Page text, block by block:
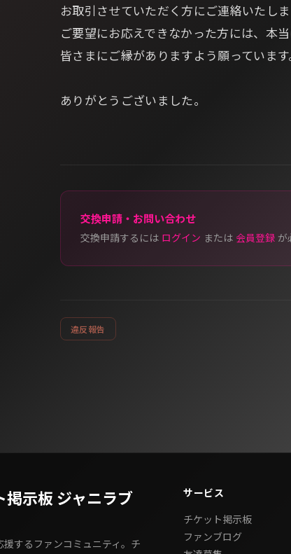
お取引させていただく方にご連絡いたしま
ご要望にお応えできなかった方には、本
皆さまにご縁がありますよう願っています
ありがとうございました。
交換申請・お問い合わせ
交換申請するには ログイン または 会員登録 が
違反報告
掲示板 ジャニラブ
援するファンコミュニティ。チ
サービス
チケット掲示板
ファンブログ